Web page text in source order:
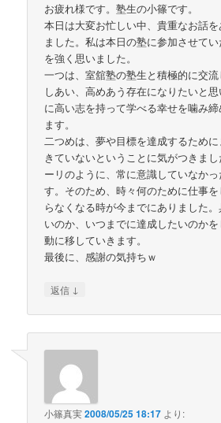
お疲れ様です。塾生の小篠です。
本日は大変お忙しい中、貴重なお話
ました。私は本日の塾に参加させて
を強く思いました。
一つは、室舘塾の塾生と積極的に交
しあい、高めあう存在になりたいと
に高い志を持って学べる幸せを噛み
ます。
二つめは、夢や目標を達成するため
きていないということに気がつきま
ーリのように、常に意識していなか
す。そのため、時々何のために仕事
らなくなる時が今までにありました
いのか、いつまでに達成したいのか
動に移していきます。
最後に、感謝の気持ちｗ
返信 ↓
小篠真実2008/05/25 18:17 より: